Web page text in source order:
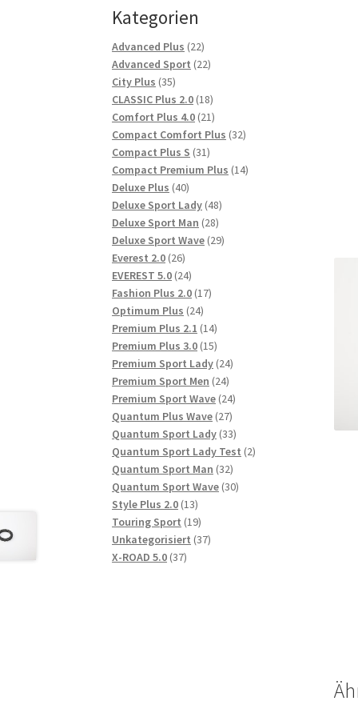
Kategorien
Advanced Plus 2222
Produkte
Advanced Sport 2222
City Plus 3535
Produkte
CLASSIC Plus 2.0 1818
Produkte
Comfort Plus 4.0 2121
Produkte
Compact Comfort Plus 3232
Compact Plus S 3131
Produkte
Compact Premium Plus 1414
Deluxe Plus 4040
Produkte
Deluxe Sport Lady 4848
Deluxe Sport Man 2828
Produkte
Deluxe Sport Wave 2929
Everest 2.0 2626
Produkte
EVEREST 5.0 2424
Produkte
Fashion Plus 2.0 1717
Optimum Plus 2424
Produkte
Premium Plus 2.1 1414
Produkte
Premium Plus 3.0 1515
Produkte
Premium Sport Lady 2424
Premium Sport Men 2424
Produkte
Premium Sport Wave 2424
Quantum Plus Wave 2727
Produkte
Quantum Sport Lady 3333
Produkte
Quantum Sport Lady Test 22
Quantum Sport Man 3232
Produkte
Quantum Sport Wave 3030
Style Plus 2.0 1313
Produkte
Touring Sport 1919
Produkte
Unkategorisiert 3737
X-ROAD 5.0 3737